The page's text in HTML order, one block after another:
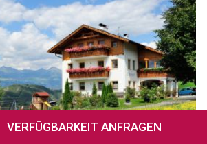
VERFÜGBARKEIT ANFRAGEN